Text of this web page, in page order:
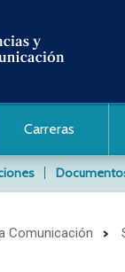
Carreras
Comunicación